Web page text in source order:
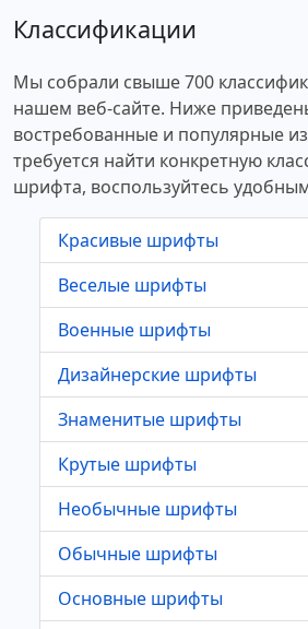
Классификации
Мы собрали свыше 700
нашем веб-сайте. Ниже
востребованные и популярные
требуется найти конкретную
шрифта, воспользуйтесь
Красивые шрифты
Веселые шрифты
Военные шрифты
Дизайнерские шрифты
Знаменитые шрифты
Крутые шрифты
Необычные шрифты
Обычные шрифты
Основные шрифты